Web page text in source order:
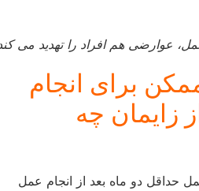
عوارضی هم افراد را تهدید می کند؟
برای انجام
زایمان چه
دو ماه بعد از انجام عمل